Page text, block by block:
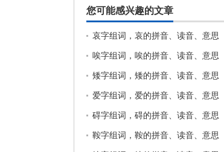
您可能感兴趣的文章
哀字组词，哀的拼音、读音、意思
唉字组词，唉的拼音、读音、意思
矮字组词，矮的拼音、读音、意思
爱字组词，爱的拼音、读音、意思
碍字组词，碍的拼音、读音、意思
鞍字组词，鞍的拼音、读音、意思